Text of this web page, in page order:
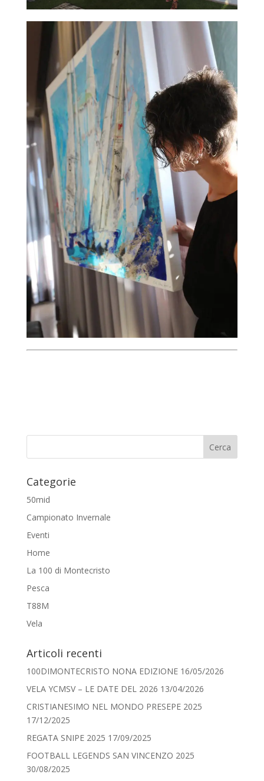
Categorie
50mid
Campionato Invernale
Eventi
Home
La 100 di Montecristo
Pesca
T88M
Vela
Articoli recenti
100DIMONTECRISTO NONA EDIZIONE 16/05/2026
VELA YCMSV – LE DATE DEL 2026 13/04/2026
CRISTIANESIMO NEL MONDO PRESEPE 2025
17/12/2025
REGATA SNIPE 2025 17/09/2025
FOOTBALL LEGENDS SAN VINCENZO 2025
30/08/2025